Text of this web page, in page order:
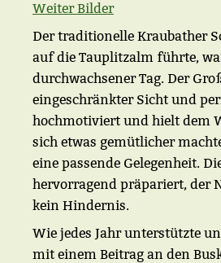
Weiter Bilder
Der traditionelle Kraubather
auf die Tauplitzalm führte,
durchwachsener Tag. Der
eingeschränkter Sicht und
hochmotiviert und hielt dem
sich etwas gemütlicher
eine passende Gelegenheit.
hervorragend präpariert, der
kein Hindernis.
Wie jedes Jahr unterstützte
mit einem Beitrag an den